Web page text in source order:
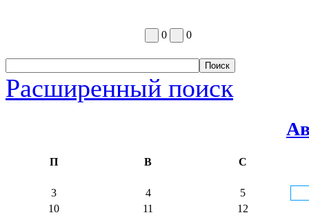
0 0
Расширенный поиск
П В С
3 4
5
10
11
12